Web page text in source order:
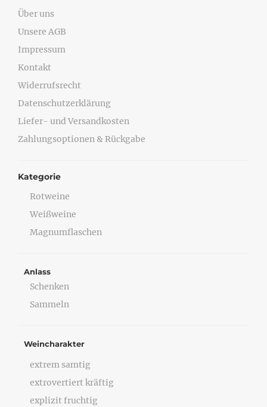
Über uns
Unsere AGB
Impressum
Kontakt
Widerrufsrecht
Datenschutzerklärung
Liefer- und Versandkosten
Zahlungsoptionen & Rückgabe
Kategorie
Rotweine
Weißweine
Magnumflaschen
Anlass
Schenken
Sammeln
Weincharakter
extrem samtig
extrovertiert kräftig
explizit fruchtig